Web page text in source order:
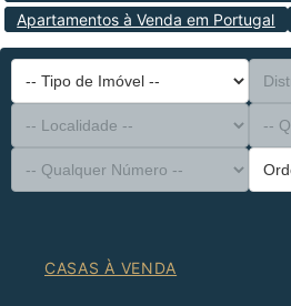
Apartamentos à Venda em Portugal
--
--
--
--
CASAS À VENDA